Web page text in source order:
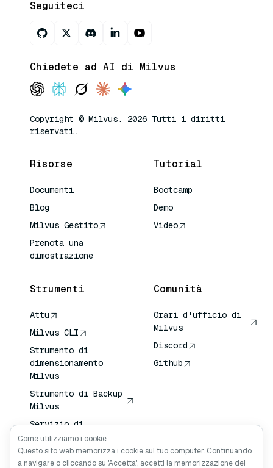
Seguiteci
Chiedete ad AI di Milvus
Copyright © Milvus. 2026 Tutti i diritti
riservati.
Risorse
Documenti
Blog
Milvus Gestito
Prenota una
dimostrazione
Tutorial
Bootcamp
Demo
Video
Strumenti
Attu
Milvus CLI
Strumento di
dimensionamento
Milvus
Strumento di Backup
Milvus
Servizio di
Trasporto
Vettoriale (VTS)
Comunità
Orari d'ufficio di
Milvus
Discord
Github
Come utilizziamo i cookie
Questo sito web memorizza i cookie sul tuo computer. Continuando
a navigare o cliccando su 'Accetta', accetti la memorizzazione dei